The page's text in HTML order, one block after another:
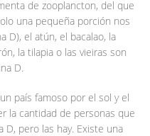
de zooplancton, del que
una pequeña porción nos
D), el atún, el bacalao, la
la tilapia o las vieiras son
D.
país famoso por el sol y el
la cantidad de personas que
pero las hay. Existe una